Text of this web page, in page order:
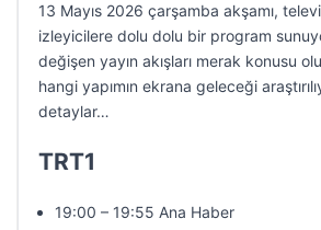
13 Mayıs 2026 çarşamba akşamı,
izleyicilere dolu dolu bir program
değişen yayın akışları merak konusu
hangi yapımın ekrana geleceği
detaylar…
TRT1
19:00 – 19:55 Ana Haber